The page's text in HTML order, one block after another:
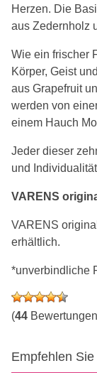
Herzen. Die
aus Zedernholz
Wie ein frischer
Körper, Geist
aus Grapefruit
werden von
einem Hauch
Jeder dieser
und
VARENS
VARENS
erhältlich.
*unverbindliche
(44
Empfehlen